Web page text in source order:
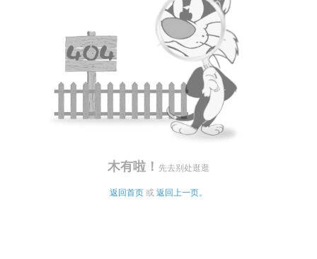
木有啦！ 先去别处逛逛
返回首页 或 返回上一页。